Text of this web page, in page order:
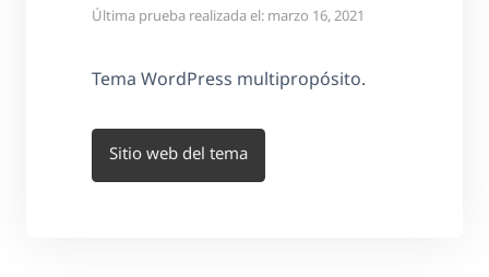
Última prueba realizada el: marzo 16, 2021
Tema WordPress multipropósito.
Sitio web del tema